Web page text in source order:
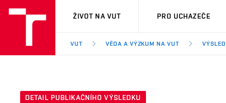
VUT
ŽIVOT NA VUT PRO UCHAZEČE
VUT VĚDA A VÝZKUM NA VUT
DETAIL PUBLIKAČNÍHO VÝSLEDKU